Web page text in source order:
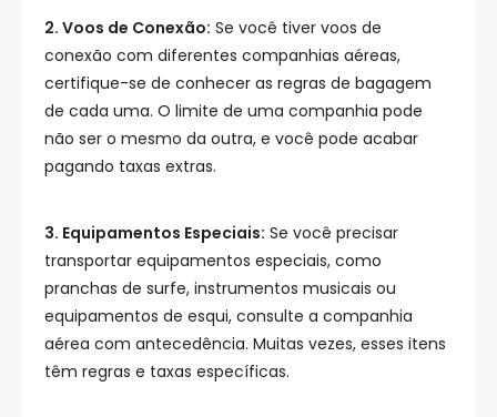
2. Voos de Conexão: Se você tiver voos de
conexão com diferentes companhias aéreas,
certifique-se de conhecer as regras de bagagem
de cada uma. O limite de uma companhia pode
não ser o mesmo da outra, e você pode acabar
pagando taxas extras.
3. Equipamentos Especiais: Se você precisar
transportar equipamentos especiais, como
pranchas de surfe, instrumentos musicais ou
equipamentos de esqui, consulte a companhia
aérea com antecedência. Muitas vezes, esses itens
têm regras e taxas específicas.